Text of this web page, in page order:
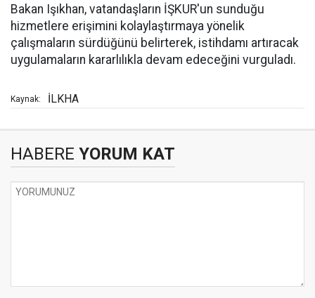
Bakan Işıkhan, vatandaşların İŞKUR'un sunduğu
hizmetlere erişimini kolaylaştırmaya yönelik
çalışmaların sürdüğünü belirterek, istihdamı artıracak
uygulamaların kararlılıkla devam edeceğini vurguladı.
Kaynak: İLKHA
HABERE YORUM KAT